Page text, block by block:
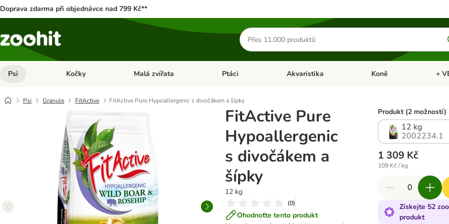
Doprava zdarma při objednávce nad 799 Kč**
Hledat
produkty
Psi Otevřít menu: Psi
Kočky Otevřít menu: Kočky
Malá zvířata Otevřít menu: Malá zvířata
Ptáci Otevřít menu: Ptáci
Akvaristika Otevřít menu: Akvaristika
Koně +
Psi Granule FitActive FitActive Pure Hypoallergenic s divočákem a šípky
FitActive Pure
Hypoallergenic
s divočákem a
šípky
12 kg
(0)
Ohodnoťte tento produkt
Produkt (2 možností)
12 kg
2002234.1
1 309 Kč
109 Kč / kg
Získejte 52
produkt